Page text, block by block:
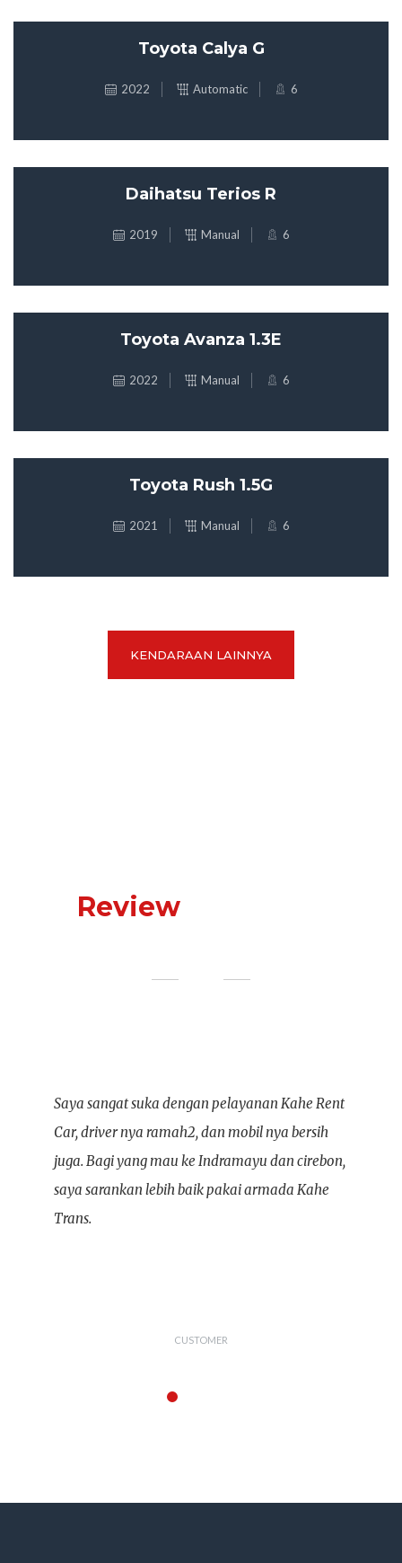
Toyota Calya G
2022 Automatic 6
Daihatsu Terios R
2019 Manual 6
Toyota Avanza 1.3E
2022 Manual 6
Toyota Rush 1.5G
2021 Manual 6
KENDARAAN LAINNYA
Review
sangat suka dengan pelayanan Kahe Rent
driver nya ramah2, dan mobil nya bersih
Bagi yang mau ke Indramayu dan cirebon,
sarankan lebih baik pakai armada Kahe